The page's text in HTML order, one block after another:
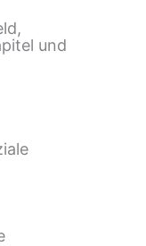
und